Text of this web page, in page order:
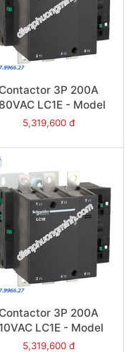
Contactor 3P 200A
LC1E - Model
LC1E200Q6
5,319,600 đ
Contactor 3P 200A
LC1E - Model
LC1E200F6
5,319,600 đ